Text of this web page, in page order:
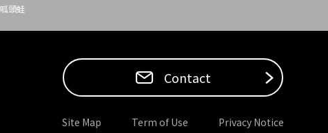
呱頭蛙
Contact
Site Map Term of Use Privacy Notice